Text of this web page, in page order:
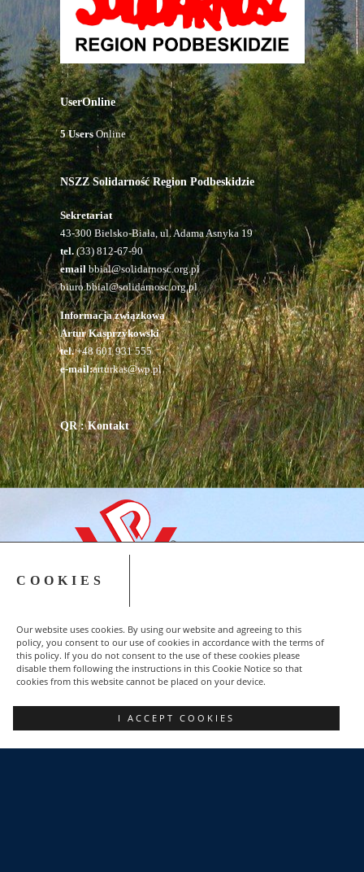
COOKIES
Our website uses cookies. By using our website and agreeing to this
policy, you consent to our use of cookies in accordance with the terms of
this policy. If you do not consent to the use of these cookies please
disable them following the instructions in this Cookie Notice so that
cookies from this website cannot be placed on your device.
I ACCEPT COOKIES
UserOnline
5 UsersOnline
NSZZ Solidarność Region Podbeskidzie
Sekretariat
43-300 Bielsko-Biała, ul. Adama Asnyka 19
tel.(33) 812-67-90
email bbial@solidarnosc.org.pl
biuro.bbial@solidarnosc.org.pl
Informacja związkowa
Artur Kasprzykowski
tel.+48 601 931 555
e-mail:arturkas@wp.pl
QR : Kontakt
Copyright © 2015-2023 NSZZ Solidarność - Region
Podbeskidzie